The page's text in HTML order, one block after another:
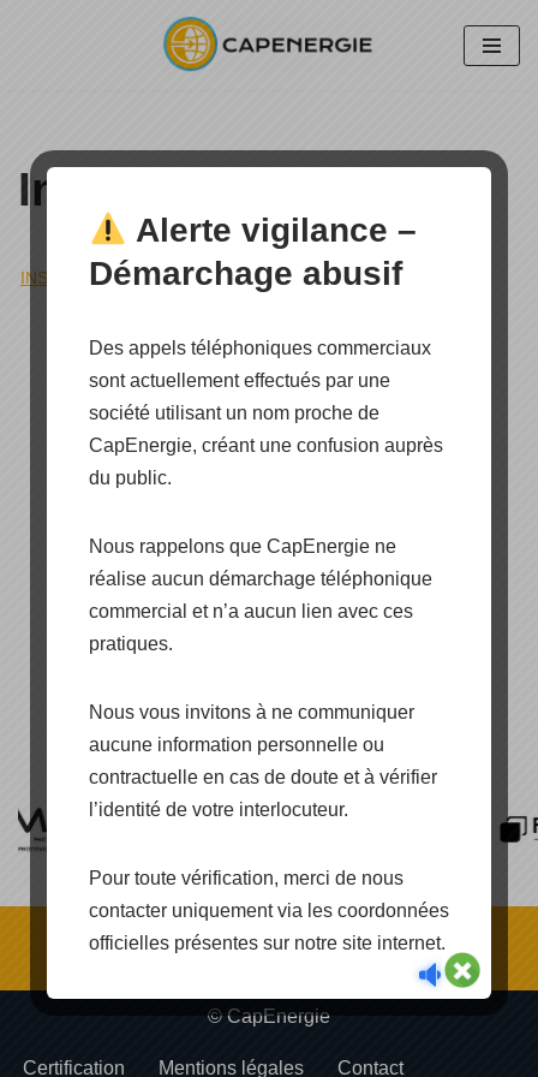
Installation Site isolé
INSTALLATION SITE ISOLÉ » SIERRA LEONE MSF
© CapEnergie
Certification Mentions légales Contact
Alerte vigilance –
Démarchage abusif
Des appels téléphoniques commerciaux
sont actuellement effectués par une
société utilisant un nom proche de
CapEnergie, créant une confusion auprès
du public.
Nous rappelons que CapEnergie ne
réalise aucun démarchage téléphonique
commercial et n’a aucun lien avec ces
pratiques.
Nous vous invitons à ne communiquer
aucune information personnelle ou
contractuelle en cas de doute et à vérifier
l’identité de votre interlocuteur.
Pour toute vérification, merci de nous
contacter uniquement via les coordonnées
officielles présentes sur notre site internet.